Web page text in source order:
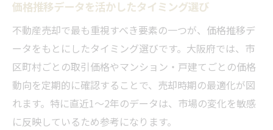
価格推移データを活かしたタイミング選び
不動産売却で最も重視すべき要素の一つが、価格推移デ
ータをもとにしたタイミング選びです。大阪府では、市
区町村ごとの取引価格やマンション・戸建てごとの価格
動向を定期的に確認することで、売却時期の最適化が図
れます。特に直近1～2年のデータは、市場の変化を敏感
に反映しているため参考になります。